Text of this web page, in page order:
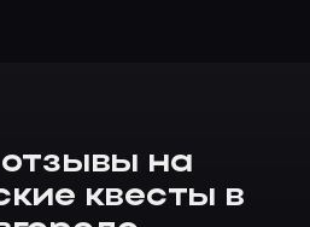
на
квесты в